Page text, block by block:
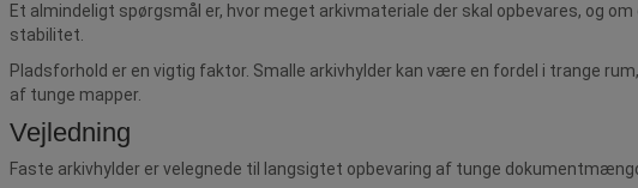
Et almindeligt spørgsmål er, hvor meget arkivmateriale der skal opbevares, og
stabilitet.
Pladsforhold er en vigtig faktor. Smalle arkivhylder kan være en fordel i trange
af tunge mapper.
Vejledning
Faste arkivhylder er velegnede til langsigtet opbevaring af tunge